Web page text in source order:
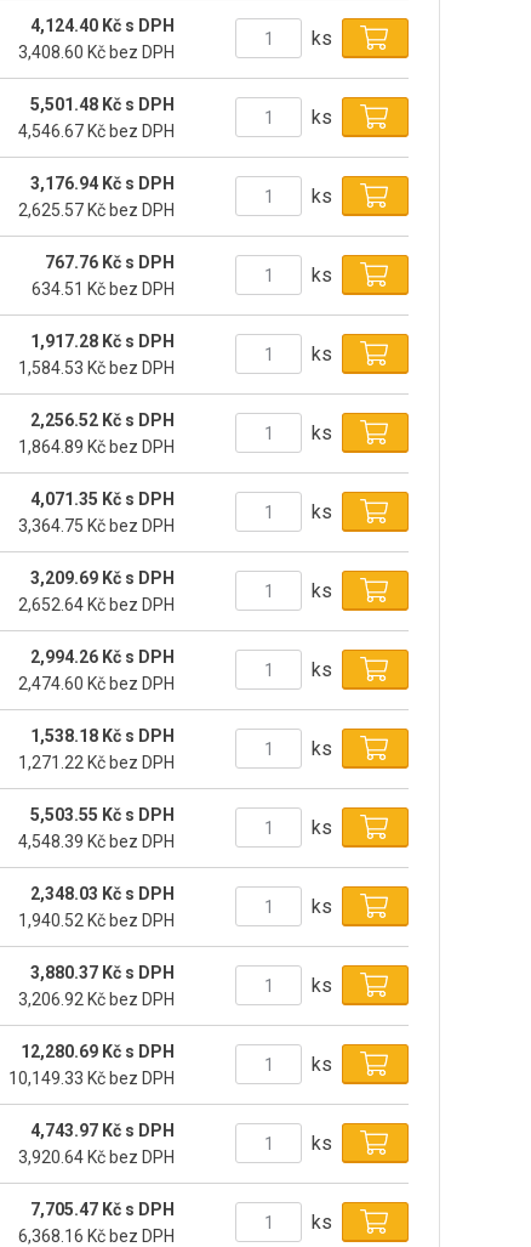
4,124.40 Kč s DPH
3,408.60 Kč bez DPH
ks
5,501.48 Kč s DPH
4,546.67 Kč bez DPH
ks
3,176.94 Kč s DPH
2,625.57 Kč bez DPH
ks
767.76 Kč s DPH
634.51 Kč bez DPH
ks
1,917.28 Kč s DPH
1,584.53 Kč bez DPH
ks
2,256.52 Kč s DPH
1,864.89 Kč bez DPH
ks
4,071.35 Kč s DPH
3,364.75 Kč bez DPH
ks
3,209.69 Kč s DPH
2,652.64 Kč bez DPH
ks
2,994.26 Kč s DPH
2,474.60 Kč bez DPH
ks
1,538.18 Kč s DPH
1,271.22 Kč bez DPH
ks
5,503.55 Kč s DPH
4,548.39 Kč bez DPH
ks
2,348.03 Kč s DPH
1,940.52 Kč bez DPH
ks
3,880.37 Kč s DPH
3,206.92 Kč bez DPH
ks
12,280.69 Kč s DPH
10,149.33 Kč bez DPH
ks
4,743.97 Kč s DPH
3,920.64 Kč bez DPH
ks
7,705.47 Kč s DPH
6,368.16 Kč bez DPH
ks